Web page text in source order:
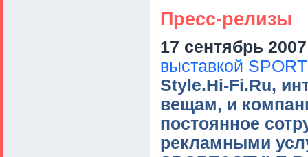
Пресс-релизы
17 сентябрь
выставкой
Style.Hi-Fi.Ru,
вещам, и
постоянное
рекламными